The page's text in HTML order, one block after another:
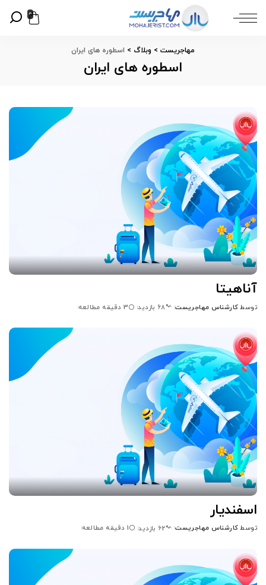
0
مهاجریست > وبلاگ > اسطوره های ایران
اسطوره های ایران
آناهیتا
ارسال
توسط
توسط کارشناس مهاجریست 68 بازدید 3 دقیقه مطالعه
اسفندیار
ارسال
توسط
توسط کارشناس مهاجریست 62 بازدید 1 دقیقه مطالعه